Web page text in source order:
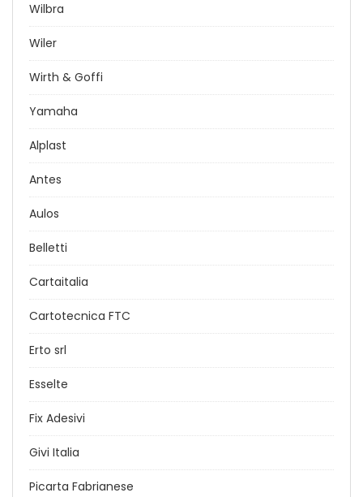
Wilbra
Wiler
Wirth & Goffi
Yamaha
Alplast
Antes
Aulos
Belletti
Cartaitalia
Cartotecnica FTC
Erto srl
Esselte
Fix Adesivi
Givi Italia
Picarta Fabrianese